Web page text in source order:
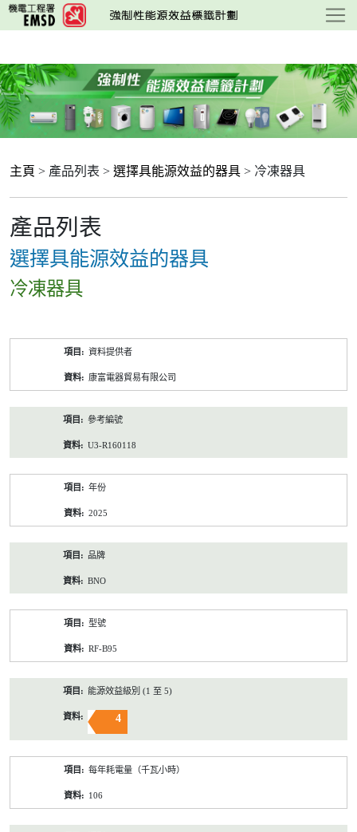
跳
至
要
內
容
主頁 > 產品列表 > 選擇具能源效益的器具 > 冷凍器具
產品列表
選擇具能源效益的器具
冷凍器具
資料提供者
康富電器貿易有限公司
參考編號
U3-R160118
年份
2025
品牌
BNO
型號
RF-B95
能源效益級別 (1 至 5)
4
每年耗電量（千瓦小時）
106